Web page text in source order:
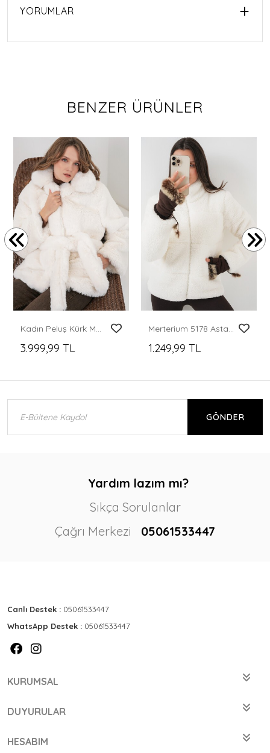
YORUMLAR
BENZER ÜRÜNLER
Kadın Peluş Kürk Mont 5234 - Ekru
3.999,99 TL
Merterium 5178 Astarlı Peluş Mont - Beyaz
1.249,99 TL
GÖNDER
Yardım lazım mı?
Sıkça Sorulanlar
Çağrı Merkezi
05061533447
Canlı Destek : 05061533447
WhatsApp Destek : 05061533447
KURUMSAL
DUYURULAR
HESABIM